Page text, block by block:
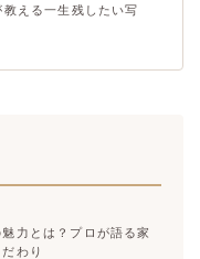
える一生残したい写
力とは？プロが語る家
わり